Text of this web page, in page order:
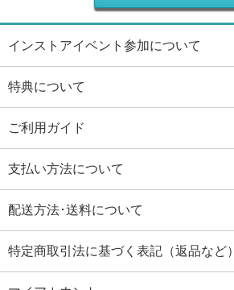
インストアイベント参加について
特典について
ご利用ガイド
支払い方法について
配送方法･送料について
特定商取引法に基づく表記（返品など）